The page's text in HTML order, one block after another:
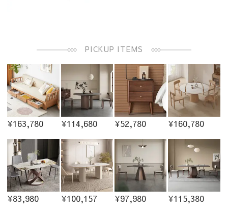
PICKUP ITEMS
¥163,780 ¥114,680 ¥52,780 ¥160,780
¥83,980 ¥100,157 ¥97,980 ¥115,380